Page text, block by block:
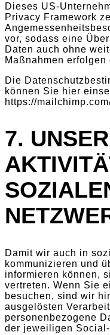
Dieses US-
Privacy Framework
vor, sodass eine
Daten auch ohne
Maßnahmen erfolgen
Die
können Sie hier
https://
7.
Damit wir auch in
kommunizieren und
informieren können,
vertreten. Wenn Sie
besuchen, sind wir
ausgelösten
personenbezogene
der jeweiligen